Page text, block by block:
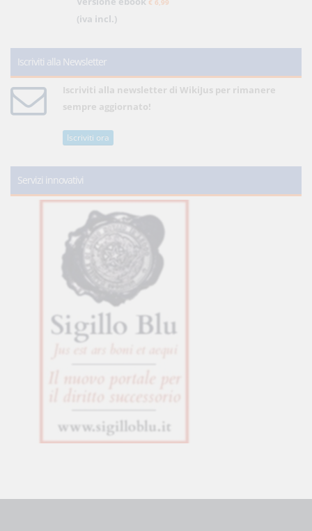
€ 6,99
(iva incl.)
Iscriviti alla Newsletter
Iscriviti alla newsletter di WikiJus per rimanere
sempre aggiornato!
Iscriviti ora
Servizi innovativi